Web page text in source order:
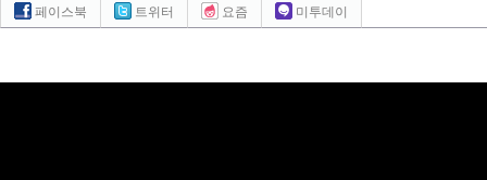
페이스북 트위터 요즘 미투데이